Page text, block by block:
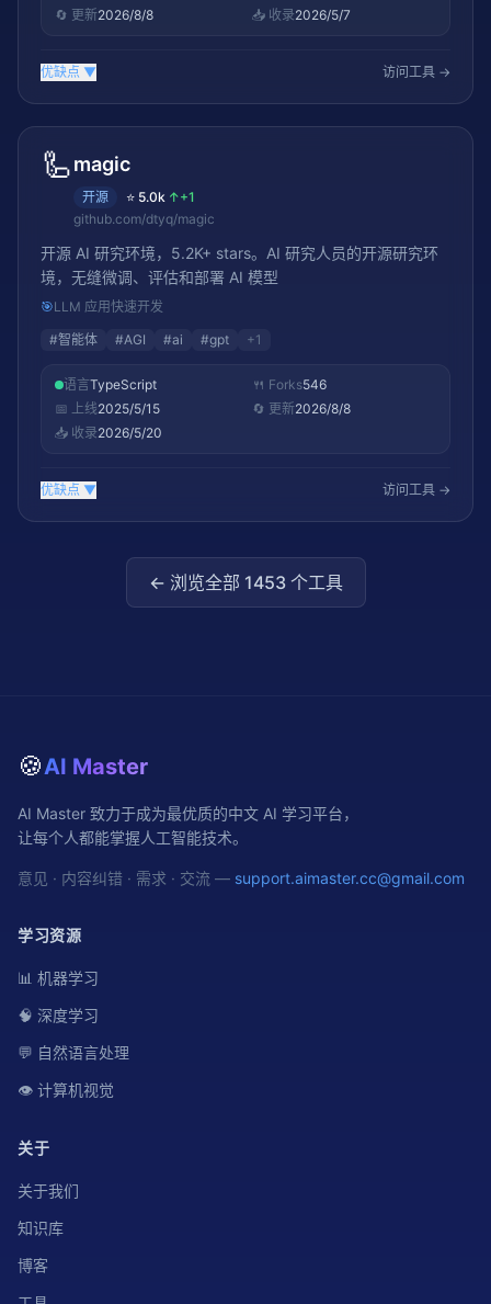
🔄 更新2026/8/8 📥 收录2026/5/7
优缺点 ▼ 访问工具 →
🦾magic
开源 ⭐ 5.0k ↑+1
github.com/dtyq/magic
开源 AI 研究环境，5.2K+ stars。AI 研究人员的开源研究环
境，无缝微调、评估和部署 AI 模型
🎯LLM 应用快速开发
#智能体 #AGI #ai #gpt +1
语言TypeScript 🍴 Forks546
📅 上线2025/5/15 🔄 更新2026/8/8
📥 收录2026/5/20
优缺点 ▼ 访问工具 →
← 浏览全部 1453个工具
🍪AI Master
AI Master 致力于成为最优质的中文 AI 学习平台，
让每个人都能掌握人工智能技术。
意见 · 内容纠错 · 需求 · 交流 — support.aimaster.cc@gmail.com
学习资源
📊 机器学习
🧠 深度学习
💬 自然语言处理
👁️ 计算机视觉
关于
关于我们
知识库
博客